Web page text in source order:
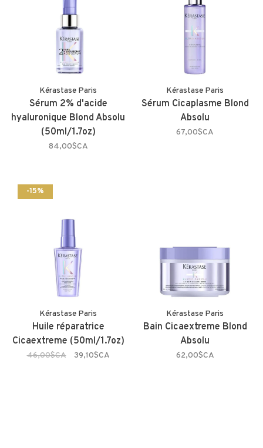
Kérastase Paris
Sérum 2% d'acide
hyaluronique Blond Absolu
(50ml/1.7oz)
84,00$CA
Kérastase Paris
Sérum Cicaplasme Blond
Absolu
67,00$CA
-15%
Kérastase Paris
Huile réparatrice
Cicaextreme (50ml/1.7oz)
46,00$CA 39,10$CA
Kérastase Paris
Bain Cicaextreme Blond
Absolu
62,00$CA